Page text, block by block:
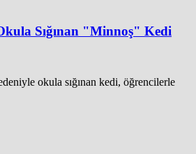
Sığınan "Minnoş" Kedi
okula sığınan kedi, öğrencilerle